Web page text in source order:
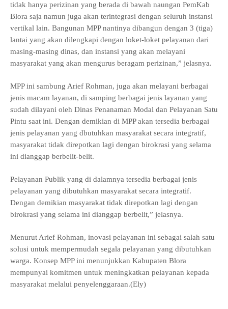
tidak hanya perizinan yang berada di bawah naungan PemKab
Blora saja namun juga akan terintegrasi dengan seluruh instansi
vertikal lain. Bangunan MPP nantinya dibangun dengan 3 (tiga)
lantai yang akan dilengkapi dengan loket-loket pelayanan dari
masing-masing dinas, dan instansi yang akan melayani
masyarakat yang akan mengurus beragam perizinan,” jelasnya.
MPP ini sambung Arief Rohman, juga akan melayani berbagai
jenis macam layanan, di samping berbagai jenis layanan yang
sudah dilayani oleh Dinas Penanaman Modal dan Pelayanan Satu
Pintu saat ini. Dengan demikian di MPP akan tersedia berbagai
jenis pelayanan yang dbutuhkan masyarakat secara integratif,
masyarakat tidak direpotkan lagi dengan birokrasi yang selama
ini dianggap berbelit-belit.
Pelayanan Publik yang di dalamnya tersedia berbagai jenis
pelayanan yang dibutuhkan masyarakat secara integratif.
Dengan demikian masyarakat tidak direpotkan lagi dengan
birokrasi yang selama ini dianggap berbelit,” jelasnya.
Menurut Arief Rohman, inovasi pelayanan ini sebagai salah satu
solusi untuk mempermudah segala pelayanan yang dibutuhkan
warga. Konsep MPP ini menunjukkan Kabupaten Blora
mempunyai komitmen untuk meningkatkan pelayanan kepada
masyarakat melalui penyelenggaraan.(Ely)